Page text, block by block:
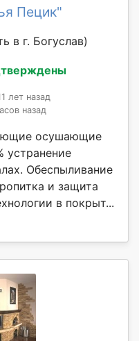
Пецик"
в г. Богуслав)
лет назад
назад
осушающие
устранение
Обеспыливание
и защита
в покрыт...